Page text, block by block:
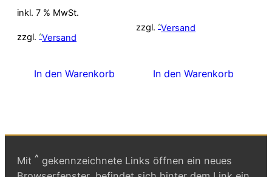
Preis
269,00 €
228,00 €.
inkl. 7 % MwSt.
zzgl. Versand
In den Warenkorb
zzgl. Versand
In den Warenkorb
Mit ^ gekennzeichnete Links öffnen ein neues